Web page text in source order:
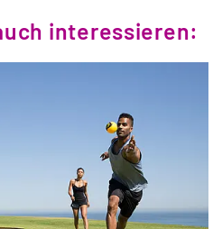
interessieren: